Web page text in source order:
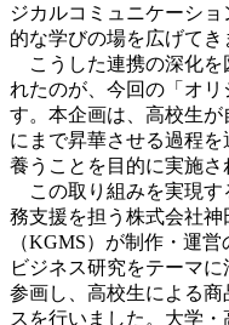
ジカルコミュニケーシ
的な学びの場を広げてき
こうした連携の深化を
れたのが、今回の「オ
す。本企画は、高校生
にまで昇華させる過程
養うことを目的に実施さ
この取り組みを実現す
務支援を担う株式会社
（KGMS）が制作・運
ビジネス研究をテーマに
参画し、高校生による
スを行いました。大学